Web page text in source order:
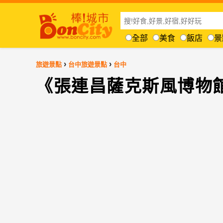
全部 美食 飯店
旅遊景點 › 台中旅遊景點 › 台中
《張連昌薩克斯風博物